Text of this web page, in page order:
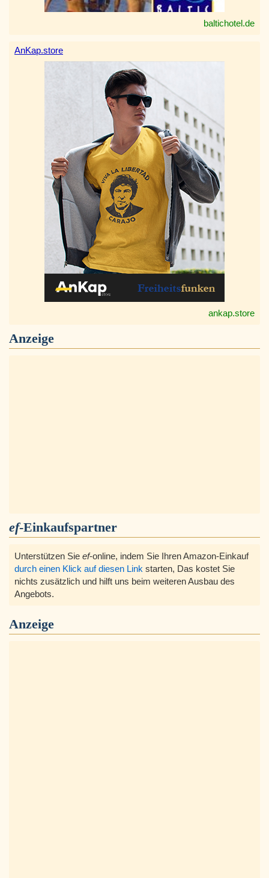
baltichotel.de
AnKap.store
ankap.store
Anzeige
ef-Einkaufspartner
Unterstützen Sie ef-online, indem Sie Ihren Amazon-Einkauf
durch einen Klick auf diesen Link starten, Das kostet Sie
nichts zusätzlich und hilft uns beim weiteren Ausbau des
Angebots.
Anzeige